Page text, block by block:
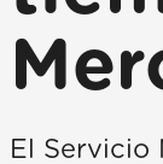
El Servicio